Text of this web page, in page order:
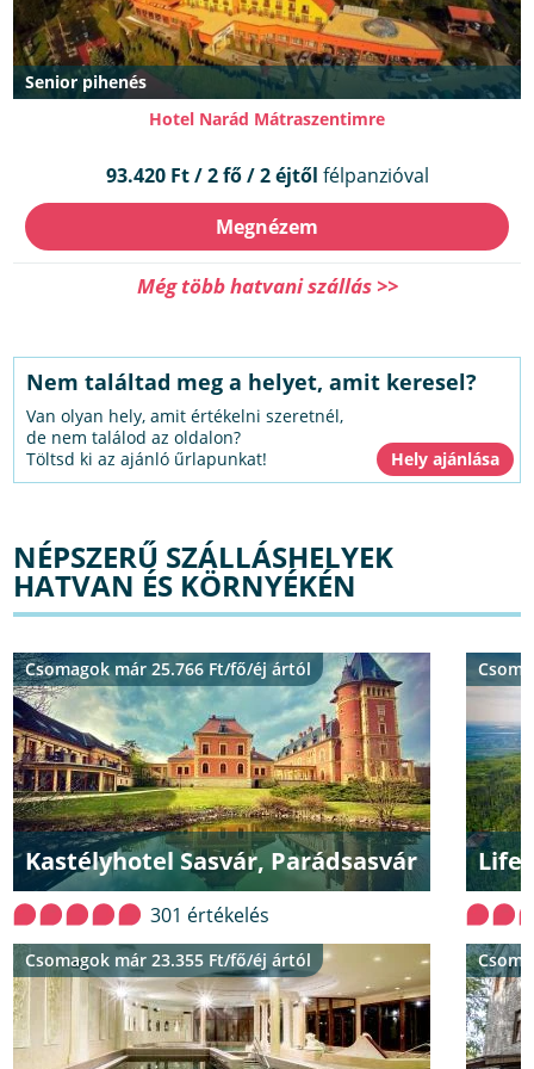
Senior pihenés
Hotel Narád Mátraszentimre
93.420 Ft / 2 fő / 2 éjtől félpanzióval
Megnézem
Még több hatvani szállás >>
Nem találtad meg a helyet, amit keresel?
Van olyan hely, amit értékelni szeretnél,
de nem találod az oldalon?
Töltsd ki az ajánló űrlapunkat!
NÉPSZERŰ SZÁLLÁSHELYEK
HATVAN ÉS KÖRNYÉKÉN
Kastélyhotel Sasvár, Parádsasvár
Csomagok már 25.766 Ft/fő/éj ártól
301 értékelés
Csomagok már 23.355 Ft/fő/éj ártól